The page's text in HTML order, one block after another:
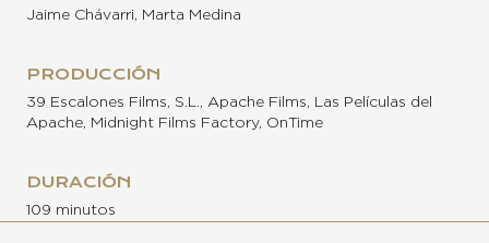
Jaime Chávarri, Marta Medina
PRODUCCIÓN
39 Escalones Films, S.L., Apache Films, Las Películas del
Apache, Midnight Films Factory, OnTime
DURACIÓN
109 minutos